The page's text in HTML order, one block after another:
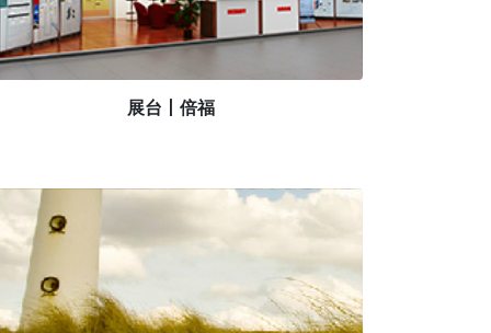
展台丨倍福